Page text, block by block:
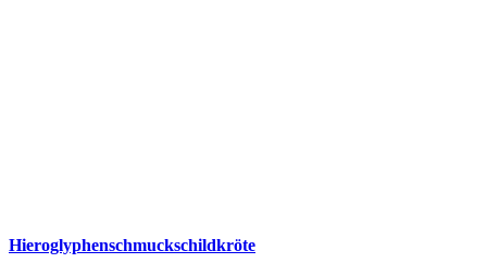
Hieroglyphenschmuckschildkröte